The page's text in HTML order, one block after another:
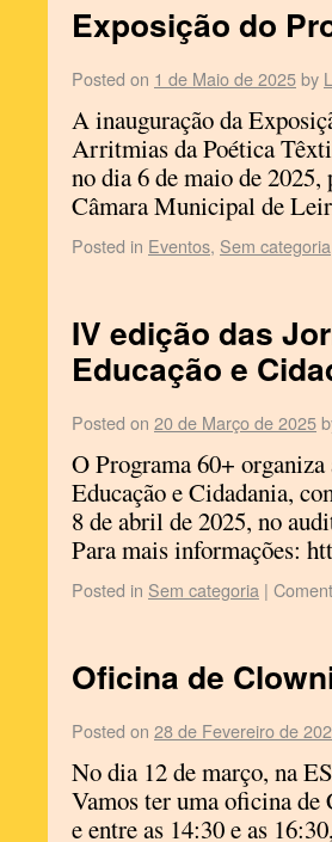
Exposição do
Posted on 1 de Maio de 2025by
A inauguração da
Arritmias da Poética
no dia 6 de maio de 2025,
Câmara Municipal de
Posted in Eventos, Sem categoria
IV edição das
Educação e
Posted on 20 de Março de 2025
O Programa 60+
Educação e Cidadania,
8 de abril de 2025, no
Para mais informações:
Posted in Sem categoria |
Oficina de
Posted on 28 de Fevereiro de
No dia 12 de março, na
Vamos ter uma oficina de
e entre as 14:30 e as